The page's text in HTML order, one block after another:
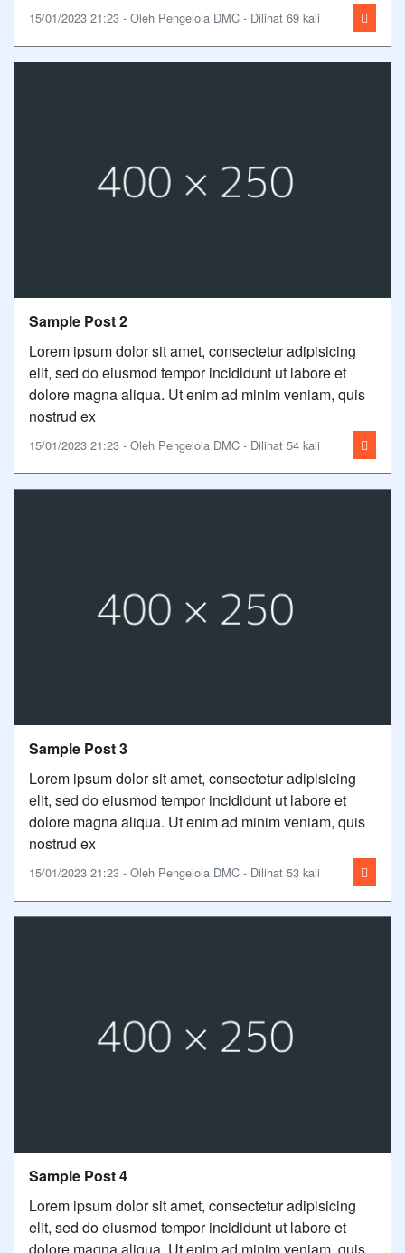
15/01/2023 21:23 - Oleh Pengelola DMC - Dilihat 69 kali
Sample Post 2
Lorem ipsum dolor sit amet, consectetur adipisicing
elit, sed do eiusmod tempor incididunt ut labore et
dolore magna aliqua. Ut enim ad minim veniam, quis
nostrud ex
15/01/2023 21:23 - Oleh Pengelola DMC - Dilihat 54 kali
Sample Post 3
Lorem ipsum dolor sit amet, consectetur adipisicing
elit, sed do eiusmod tempor incididunt ut labore et
dolore magna aliqua. Ut enim ad minim veniam, quis
nostrud ex
15/01/2023 21:23 - Oleh Pengelola DMC - Dilihat 53 kali
Sample Post 4
Lorem ipsum dolor sit amet, consectetur adipisicing
elit, sed do eiusmod tempor incididunt ut labore et